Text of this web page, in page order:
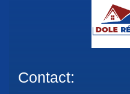
Contact: